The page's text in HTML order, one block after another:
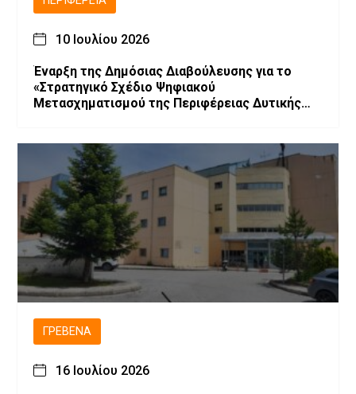
10 Ιουλίου 2026
Έναρξη της Δημόσιας Διαβούλευσης για το
«Στρατηγικό Σχέδιο Ψηφιακού
Μετασχηματισμού της Περιφέρειας Δυτικής
ΓΡΕΒΕΝΆ
16 Ιουλίου 2026